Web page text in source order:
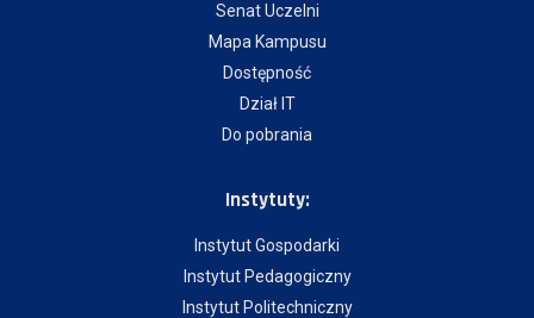
Senat Uczelni
Mapa Kampusu
Dostępność
Dział IT
Do pobrania
Instytuty:
Instytut Gospodarki
Instytut Pedagogiczny
Instytut Politechniczny